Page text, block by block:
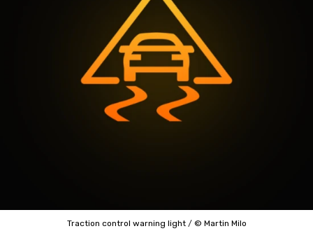
Traction control warning light / © Martin Milo